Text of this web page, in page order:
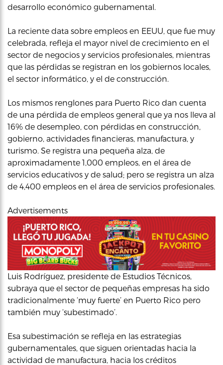
desarrollo económico gubernamental.
La reciente data sobre empleos en EEUU, que fue muy
celebrada, refleja el mayor nivel de crecimiento en el
sector de negocios y servicios profesionales, mientras
que las pérdidas se registran en los gobiernos locales,
el sector informático, y el de construcción.
Los mismos renglones para Puerto Rico dan cuenta
de una pérdida de empleos general que ya nos lleva al
16% de desempleo, con pérdidas en construcción,
gobierno, actividades financieras, manufactura, y
turismo. Se registra una pequeña alza, de
aproximadamente 1,000 empleos, en el área de
servicios educativos y de salud; pero se registra un alza
de 4,400 empleos en el área de servicios profesionales.
Advertisements
Luis Rodríguez, presidente de Estudios Técnicos,
subraya que el sector de pequeñas empresas ha sido
tradicionalmente ‘muy fuerte’ en Puerto Rico pero
también muy ‘subestimado’.
Esa subestimación se refleja en las estrategias
gubernamentales, que siguen orientadas hacia la
actividad de manufactura, hacia los créditos